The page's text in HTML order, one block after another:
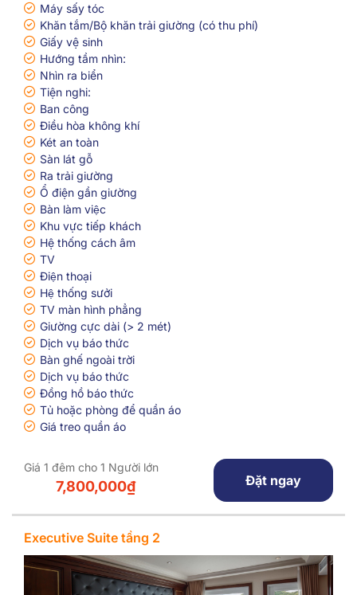
Máy sấy tóc
Khăn tắm/Bộ khăn trải giường (có thu phí)
Giấy vệ sinh
Hướng tầm nhìn:
Nhìn ra biển
Tiện nghi:
Ban công
Điều hòa không khí
Két an toàn
Sàn lát gỗ
Ra trải giường
Ổ điện gần giường
Bàn làm việc
Khu vực tiếp khách
Hệ thống cách âm
TV
Điện thoại
Hệ thống sưởi
TV màn hình phẳng
Giường cực dài (> 2 mét)
Dịch vụ báo thức
Bàn ghế ngoài trời
Dịch vụ báo thức
Đồng hồ báo thức
Tủ hoặc phòng để quần áo
Giá treo quần áo
7,800,000₫
Giá 1 đêm cho 1 Người lớn
Đặt ngay
Executive Suite tầng 2